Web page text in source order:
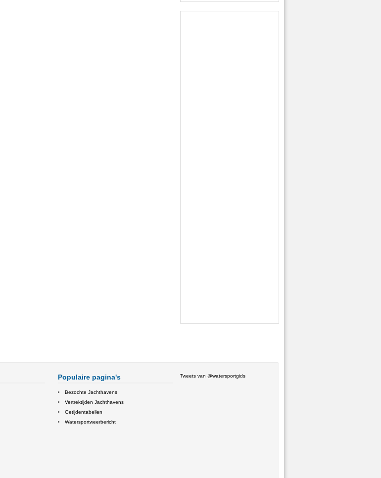
Populaire pagina's
Bezochte Jachthavens
Vertrektijden Jachthavens
Getijdentabellen
Watersportweerbericht
Tweets van @watersportgids